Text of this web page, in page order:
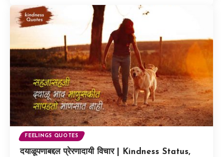
FEELINGS QUOTES
दयाळूपणाबद्दल प्रेरणादायी विचार | Kindness Status,